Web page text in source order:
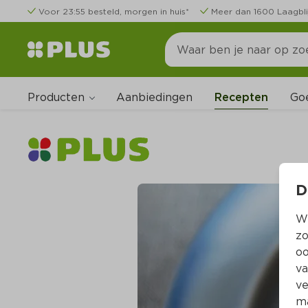
Voor 23:55 besteld, morgen in huis* Meer dan 1600
Producten Aanbiedingen Recepten